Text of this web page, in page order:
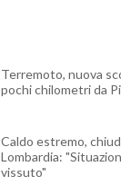
Terremoto, nuova
pochi chilometri da
Caldo estremo,
Lombardia:
vissuto"